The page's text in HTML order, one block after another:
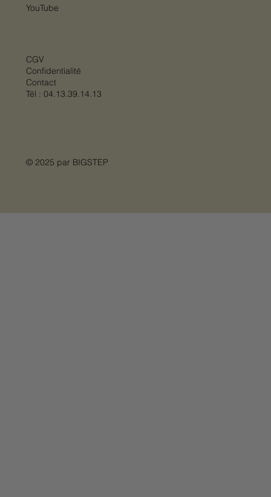
CGV
Confidentialité
Contact
Tél : 04.13.39.14.13
YouTube
© 2025 par BIGSTEP